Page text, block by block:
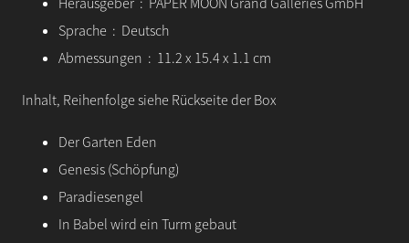
Sprache ‏ : ‎ Deutsch
Abmessungen ‏ : ‎ 11.2 x 15.4 x 1.1 cm
Inhalt, Reihenfolge siehe Rückseite der Box
Der Garten Eden
Genesis (Schöpfung)
Paradiesengel
In Babel wird ein Turm gebaut